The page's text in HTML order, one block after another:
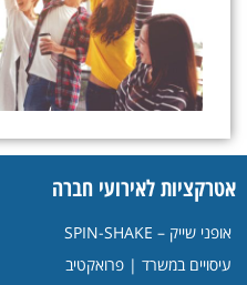
אטרקציות לאירועי חברה
אופני שייק – SPIN-SHAKE
עיסויים במשרד | פרואקטיב